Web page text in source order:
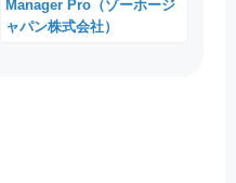
Manager Pro（ゾーホージ
ャパン株式会社）